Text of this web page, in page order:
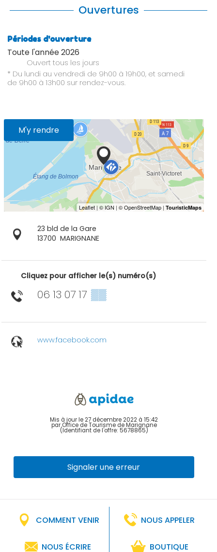
Ouvertures
Périodes d'ouverture
Toute l'année 2026
Ouvert tous les jours
* Du lundi au vendredi de 9h00 à 19h00, et samedi
de 9h00 à 13h00 sur rendez-vous.
M'y rendre
23 bld de la Gare
13700 MARIGNANE
Cliquez pour afficher le(s) numéro(s)
06 13 07 17 ▒▒
www.facebook.com
Mis à jour le 27 décembre 2022 à 15:42
par Office de Tourisme de Marignane
(Identifiant de l'offre: 5678865)
Signaler une erreur
COMMENT VENIR NOUS APPELER
NOUS ÉCRIRE BOUTIQUE